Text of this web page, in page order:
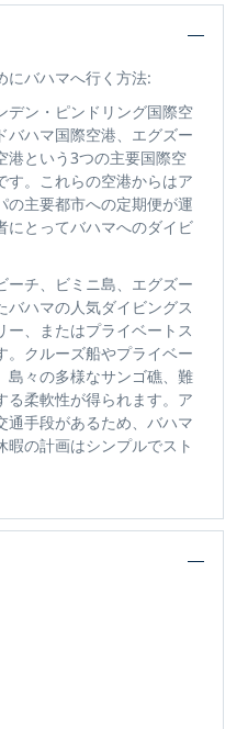
にバハマへ行く方法:
デン・ピンドリング国際空
バハマ国際空港
エグズー
港という3つの主要国際空
す。これらの空港からはア
の主要都市への定期便が運
にとってバハマへのダイビ
ーチ、ビミニ島、エグズー
バハマの人気ダイビングス
ー、またはプライベートス
。クルーズ船やプライベー
島々の多様なサンゴ礁、難
る柔軟性が得られます。ア
通手段があるため、バハマ
暇の計画はシンプルでスト